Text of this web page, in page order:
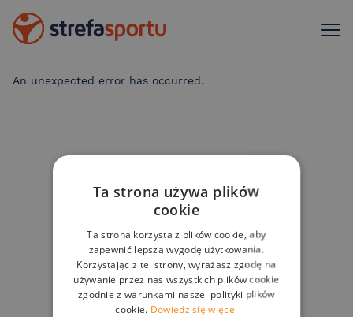
An unexpected error has occurred.
Ta strona używa plików
cookie
Ta strona korzysta z plików cookie, aby
zapewnić lepszą wygodę użytkowania.
Korzystając z tej strony, wyrażasz zgodę na
używanie przez nas wszystkich plików cookie
zgodnie z warunkami naszej polityki plików
cookie. Dowiedz się więcej